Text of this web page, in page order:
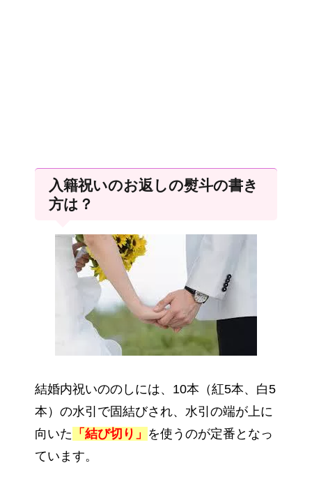
入籍祝いのお返しの熨斗の書き
方は？
結婚内祝いののしには、10本（紅5本、白5
本）の水引で固結びされ、水引の端が上に
向いた 「結び切り」 を使うのが定番となっ
ています。